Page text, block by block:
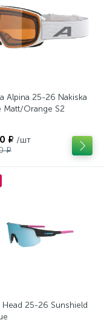
Alpina 25-26 Nakiska
Matt/Orange S2
₽ /шт
₽
25-26 Sunshield